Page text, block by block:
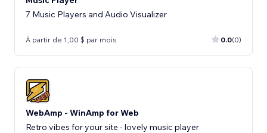
7 Music Players and Audio Visualizer
À partir de 1,00 $ par mois 0.0(0)
WebAmp - WinAmp for Web
Retro vibes for your site - lovely music player